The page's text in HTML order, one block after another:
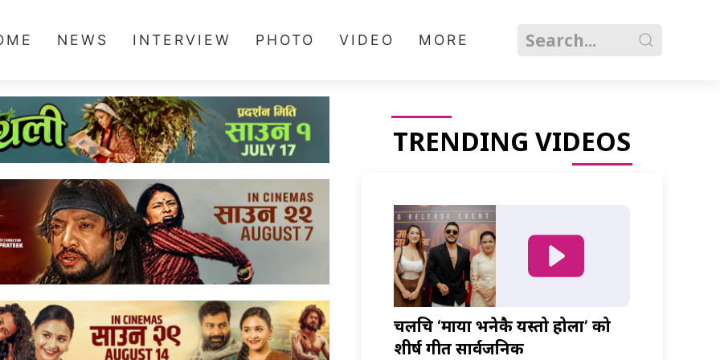
NEWS INTERVIEW PHOTO VIDEO MORE
TRENDING VIDEOS
चलचित्र ‘माया भनेकै यस्तो होला’ को
शीर्ष गीत सार्वजनिक